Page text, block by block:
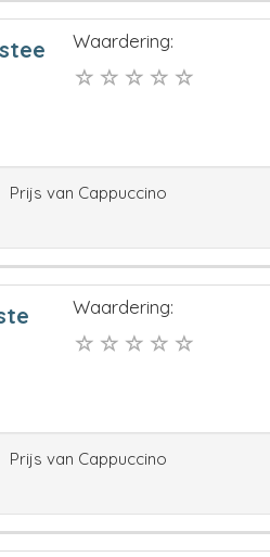
Waardering:
Prijs van Cappuccino
Waardering:
Prijs van Cappuccino